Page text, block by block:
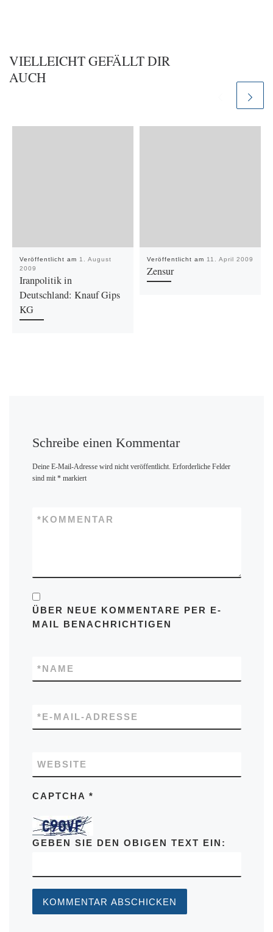
VIELLEICHT GEFÄLLT DIR
AUCH
Veröffentlicht am 1. August
2009
Iranpolitik in
Deutschland: Knauf Gips
KG
Veröffentlicht am 11. April 2009
Zensur
Schreibe einen Kommentar
Deine E-Mail-Adresse wird nicht veröffentlicht. Erforderliche Felder
sind mit *markiert
KOMMENTAR
*
ÜBER NEUE KOMMENTARE PER E-
MAIL BENACHRICHTIGEN
NAME
*
E-MAIL-ADRESSE
*
WEBSITE
CAPTCHA *
GEBEN SIE DEN OBIGEN TEXT EIN: